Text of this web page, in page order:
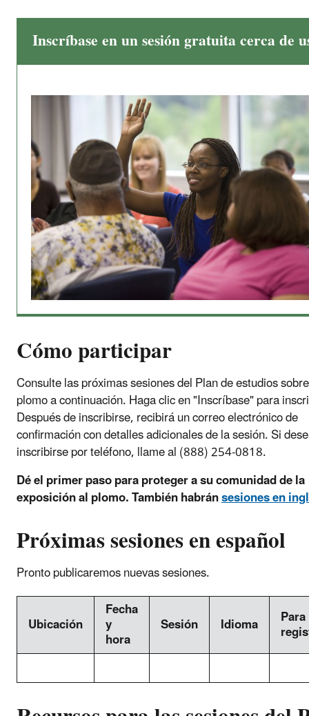
Inscríbase en un sesión gratuita cerca de
Cómo participar
Consulte las próximas sesiones del Plan de estudios
plomo a continuación. Haga clic en "Inscríbase" para
Después de inscribirse, recibirá un correo electrónico de
confirmación con detalles adicionales de la sesión. Si
inscribirse por teléfono, llame al (888) 254-0818.
Dé el primer paso para proteger a su comunidad de la
exposición al plomo. También habránsesiones en
Próximas sesiones en español
Pronto publicaremos nuevas sesiones.
Ubicación
Fecha
y
hora
Sesión Idioma Para